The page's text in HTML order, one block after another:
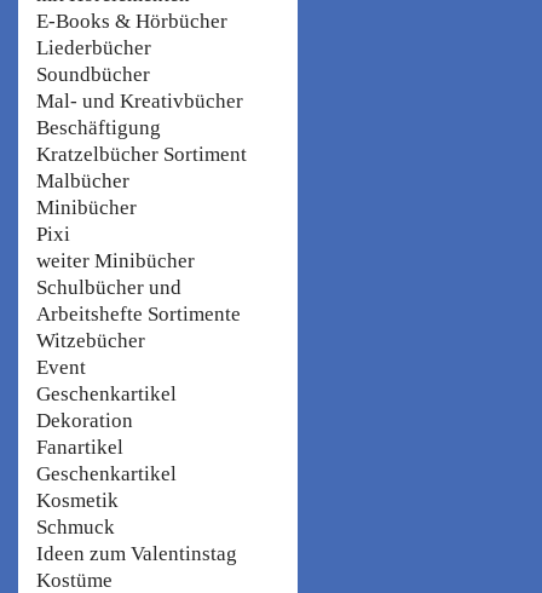
E-Books & Hörbücher
Liederbücher
Soundbücher
Mal- und Kreativbücher
Beschäftigung
Kratzelbücher Sortiment
Malbücher
Minibücher
Pixi
weiter Minibücher
Schulbücher und
Arbeitshefte Sortimente
Witzebücher
Event
Geschenkartikel
Dekoration
Fanartikel
Geschenkartikel
Kosmetik
Schmuck
Ideen zum Valentinstag
Kostüme